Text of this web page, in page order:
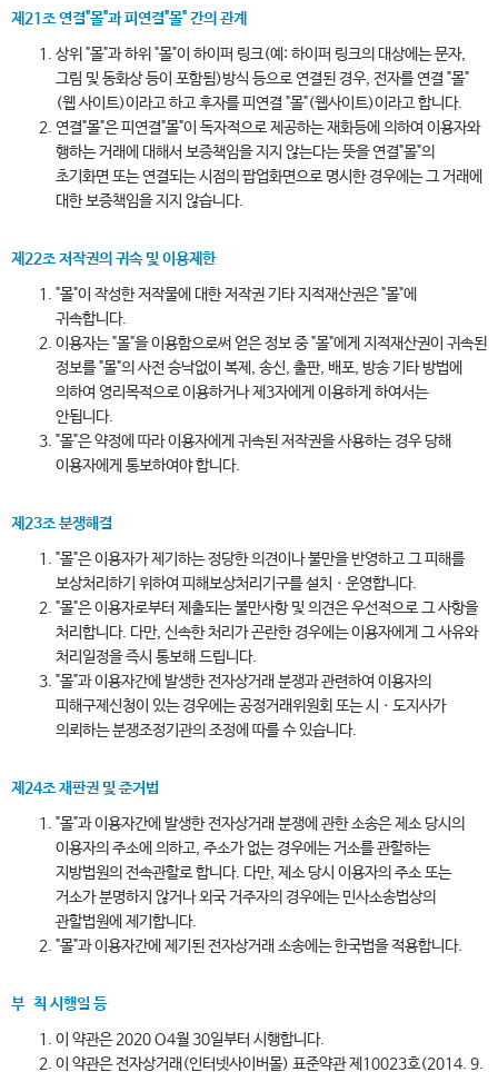
제21조 연결"몰"과 피연결"몰" 간의 관계
상위 "몰"과 하위 "몰"이 하이퍼 링크(예: 하이퍼 링크의 대상에는 문자,
그림 및 동화상 등이 포함됨)방식 등으로 연결된 경우, 전자를 연결 "몰"
(웹 사이트)이라고 하고 후자를 피연결 "몰"(웹사이트)이라고 합니다.
연결"몰"은 피연결"몰"이 독자적으로 제공하는 재화등에 의하여 이용자와
행하는 거래에 대해서 보증책임을 지지 않는다는 뜻을 연결"몰"의
초기화면 또는 연결되는 시점의 팝업화면으로 명시한 경우에는 그 거래에
대한 보증책임을 지지 않습니다.
제22조 저작권의 귀속 및 이용제한
"몰"이 작성한 저작물에 대한 저작권 기타 지적재산권은 "몰"에
귀속합니다.
이용자는 "몰"을 이용함으로써 얻은 정보 중 "몰"에게 지적재산권이 귀속된
정보를 "몰"의 사전 승낙없이 복제, 송신, 출판, 배포, 방송 기타 방법에
의하여 영리목적으로 이용하거나 제3자에게 이용하게 하여서는
안됩니다.
"몰"은 약정에 따라 이용자에게 귀속된 저작권을 사용하는 경우 당해
이용자에게 통보하여야 합니다.
제23조 분쟁해결
"몰"은 이용자가 제기하는 정당한 의견이나 불만을 반영하고 그 피해를
보상처리하기 위하여 피해보상처리기구를 설치ㆍ운영합니다.
"몰"은 이용자로부터 제출되는 불만사항 및 의견은 우선적으로 그 사항을
처리합니다. 다만, 신속한 처리가 곤란한 경우에는 이용자에게 그 사유와
처리일정을 즉시 통보해 드립니다.
"몰"과 이용자간에 발생한 전자상거래 분쟁과 관련하여 이용자의
피해구제신청이 있는 경우에는 공정거래위원회 또는 시ㆍ도지사가
의뢰하는 분쟁조정기관의 조정에 따를 수 있습니다.
제24조 재판권 및 준거법
"몰"과 이용자간에 발생한 전자상거래 분쟁에 관한 소송은 제소 당시의
이용자의 주소에 의하고, 주소가 없는 경우에는 거소를 관할하는
지방법원의 전속관할로 합니다. 다만, 제소 당시 이용자의 주소 또는
거소가 분명하지 않거나 외국 거주자의 경우에는 민사소송법상의
관할법원에 제기합니다.
"몰"과 이용자간에 제기된 전자상거래 소송에는 한국법을 적용합니다.
부 칙 시행일 등
이 약관은 2020 O4월 30일부터 시행합니다.
이 약관은 전자상거래(인터넷사이버몰) 표준약관 제10023호(2014. 9.